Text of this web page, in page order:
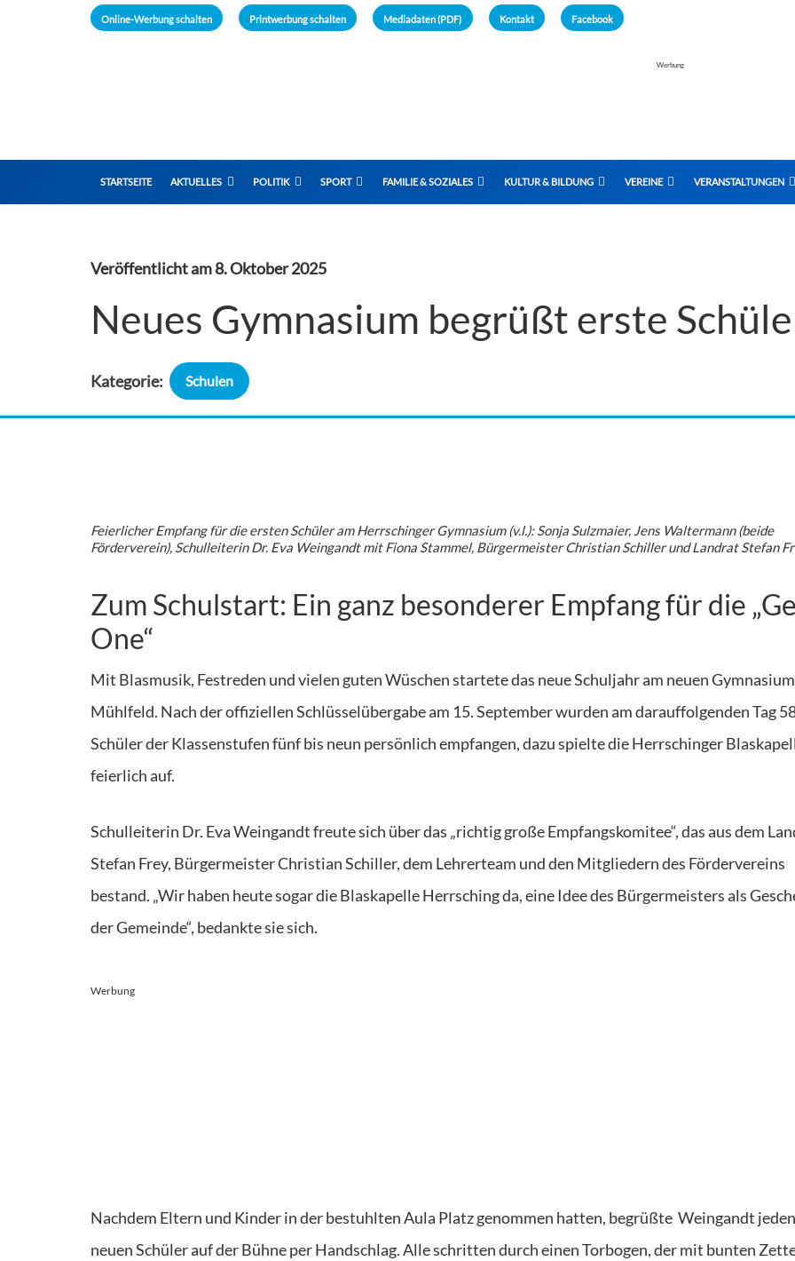
Online-Werbung schalten Printwerbung schalten Mediadaten (PDF) Kontakt Facebook
Werbung
STARTSEITE AKTUELLES POLITIK SPORT FAMILIE & SOZIALES KULTUR & BILDUNG VEREINE VERANSTALTUNGEN
Veröffentlicht am8. Oktober 2025
Neues Gymnasium begrüßt erste
Kategorie: Schulen
Feierlicher Empfang für die ersten Schüler am Herrschinger Gymnasium (v.l.): Sonja Sulzmaier, Jens Waltermann (beide
Förderverein), Schulleiterin Dr. Eva Weingandt mit Fiona Stammel, Bürgermeister Christian Schiller und Landrat Stefan
Zum Schulstart: Ein ganz besonderer Empfang für die
One“
Mit Blasmusik, Festreden und vielen guten Wüschen startete das neue Schuljahr am neuen
Mühlfeld. Nach der offiziellen Schlüsselübergabe am 15. September wurden am darauffolgenden Tag
Schüler der Klassenstufen fünf bis neun persönlich empfangen, dazu spielte die Herrschinger
feierlich auf.
Schulleiterin Dr. Eva Weingandt freute sich über das „richtig große Empfangskomitee“, das aus dem
Stefan Frey, Bürgermeister Christian Schiller, dem Lehrerteam und den Mitgliedern des Fördervereins
bestand. „Wir haben heute sogar die Blaskapelle Herrsching da, eine Idee des Bürgermeisters als
der Gemeinde“, bedankte sie sich.
Werbung
Nachdem Eltern und Kinder in der bestuhlten Aula Platz genommen hatten, begrüßte Weingandt jeden
neuen Schüler auf der Bühne per Handschlag. Alle schritten durch einen Torbogen, der mit bunten